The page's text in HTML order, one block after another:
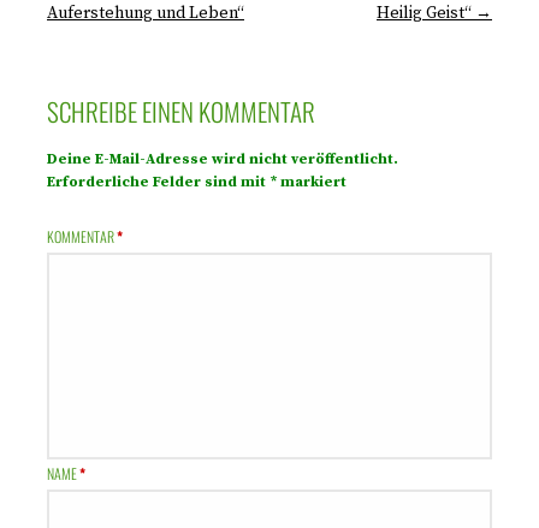
Auferstehung und Leben“
Heilig Geist“ →
SCHREIBE EINEN KOMMENTAR
Deine E-Mail-Adresse wird nicht veröffentlicht.
Erforderliche Felder sind mit * markiert
KOMMENTAR*
NAME*